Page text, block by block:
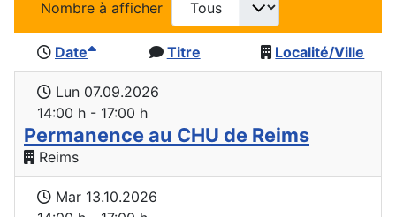
Nombre à afficher
Date Titre Localité/Ville
Lun 07.09.2026
14:00 h - 17:00 h
Permanence au CHU de Reims
Reims
Mar 13.10.2026